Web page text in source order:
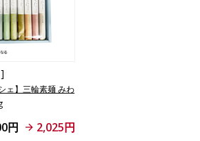
]
ェ】三輪素麺 みわ
円 2,025円